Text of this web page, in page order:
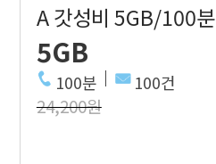
A 갓성비 5GB/100분
5GB
100분 100건
24,200원